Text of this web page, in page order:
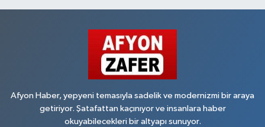
Afyon Haber, yepyeni temasıyla sadelik ve modernizmi bir araya
getiriyor. Şatafattan kaçınıyor ve insanlara haber
okuyabilecekleri bir altyapı sunuyor.